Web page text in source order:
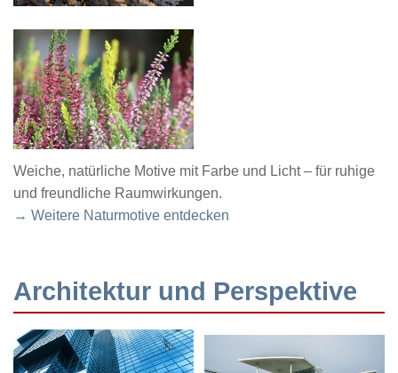
Weiche, natürliche Motive mit Farbe und Licht – für ruhige
und freundliche Raumwirkungen.
→ Weitere Naturmotive entdecken
Architektur und Perspektive